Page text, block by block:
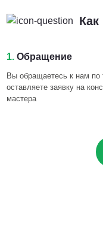
1. Обращение
Вы обращаетесь к нам
оставляете заявку на
мастера